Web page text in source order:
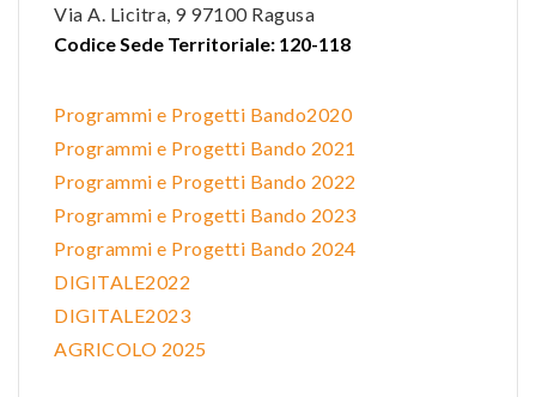
Via A. Licitra, 9 97100 Ragusa
Codice Sede Territoriale: 120-118
Programmi e Progetti Bando2020
Programmi e Progetti Bando 2021
Programmi e Progetti Bando 2022
Programmi e Progetti Bando 2023
Programmi e Progetti Bando 2024
DIGITALE2022
DIGITALE2023
AGRICOLO 2025